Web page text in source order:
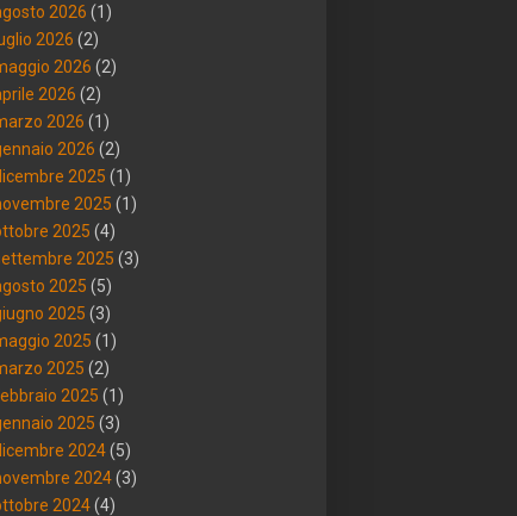
2026 (1)
2026 (2)
2026 (2)
2026 (2)
2026 (1)
2026 (2)
2025 (1)
2025 (1)
2025 (4)
2025 (3)
2025 (5)
2025 (3)
2025 (1)
2025 (2)
2025 (1)
2025 (3)
2024(5)
2024(3)
2024(4)